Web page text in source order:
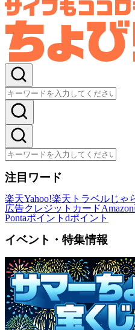
注目ワード
楽天Yahoo!楽天トラベルじゃ
広告クレジットカードAmazon
Pontaポイント dポイント
イベント・特集情報